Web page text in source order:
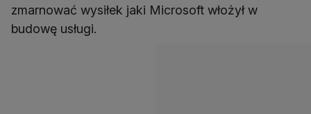
zmarnować wysiłek jaki Microsoft włożył w
budowę usługi.